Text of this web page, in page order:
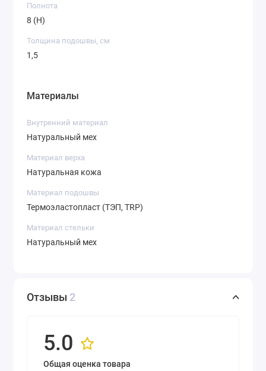
Полнота
8 (H)
Толщина подошвы, см
1,5
Материалы
Внутренний материал
Натуральный мех
Материал верха
Натуральная кожа
Материал подошвы
Термоэластопласт (ТЭП, TRP)
Материал стельки
Натуральный мех
Отзывы 2
5.0
Общая оценка товара